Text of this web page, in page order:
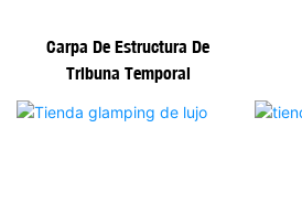
Carpa De Estructura De
Tribuna Temporal